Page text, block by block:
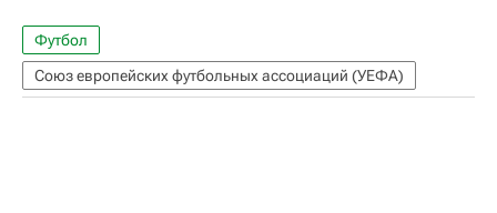
Футбол
Союз европейских футбольных ассоциаций (УЕФА)